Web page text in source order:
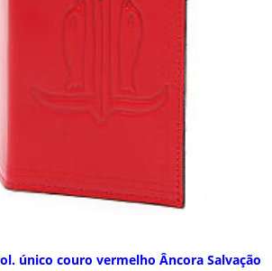
único couro vermelho Âncora Salvação